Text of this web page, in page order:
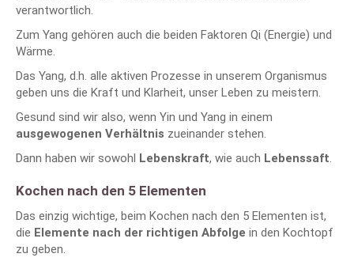
verantwortlich.
Zum Yang gehören auch die beiden Faktoren Qi (Energie) und
Wärme.
Das Yang, d.h. alle aktiven Prozesse in unserem Organismus
geben uns die Kraft und Klarheit, unser Leben zu meistern.
Gesund sind wir also, wenn Yin und Yang in einem
ausgewogenen Verhältnis zueinander stehen.
Dann haben wir sowohl Lebenskraft, wie auch Lebenssaft.
Kochen nach den 5 Elementen
Das einzig wichtige, beim Kochen nach den 5 Elementen ist,
die Elemente nach der richtigen Abfolge in den Kochtopf
zu geben.